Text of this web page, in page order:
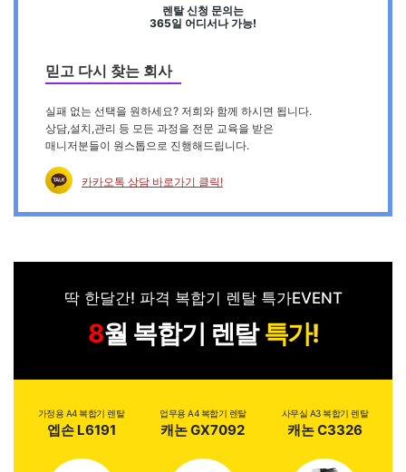
렌탈 신청 문의는
365일 어디서나 가능!
믿고 다시 찾는 회사
실패 없는 선택을 원하세요? 저희와 함께 하시면 됩니다.
상담,설치,관리 등 모든 과정을 전문 교육을 받은
매니저분들이 원스톱으로 진행해드립니다.
카카오톡 상담 바로가기 클릭!
딱 한달간! 파격 복합기 렌탈 특가EVENT
월 복합기 렌탈특가!
가정용 A4 복합기 렌탈
엡손 L6191
업무용 A4 복합기 렌탈
캐논 GX7092
사무실 A3 복합기 렌탈
캐논 C3326